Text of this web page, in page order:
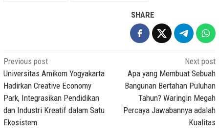
SHARE
Post
navigation
Previous post
Universitas Amikom Yogyakarta
Hadirkan Creative Economy
Park, Integrasikan Pendidikan
dan Industri Kreatif dalam Satu
Ekosistem
Next post
Apa yang Membuat Sebuah
Bangunan Bertahan Puluhan
Tahun? Waringin Megah
Percaya Jawabannya adalah
Kualitas